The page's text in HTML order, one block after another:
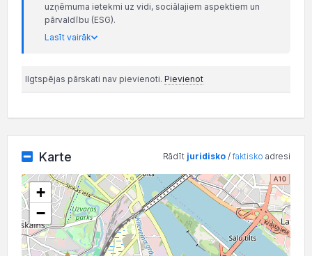
uzņēmuma ietekmi uz vidi, sociālajiem aspektiem un
pārvaldību (ESG).
Lasīt vairāk
Ilgtspējas pārskati nav pievienoti. Pievienot
Karte Rādīt juridisko /faktisko adresi
+
−